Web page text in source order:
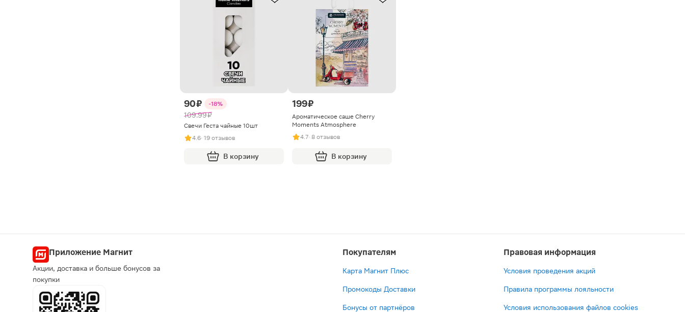
90 ₽ -18%
109.99 ₽
Свечи Геста чайные 10шт
4.6· 19 отзывов
В корзину
199 ₽
Ароматическое саше Cherry
Moments Atmosphere
4.7· 8 отзывов
В корзину
Приложение Магнит
Акции, доставка и больше бонусов за
покупки
Покупателям
Карта Магнит Плюс
Промокоды Доставки
Бонусы от партнёров
Правовая информация
Условия проведения акций
Правила программы лояльности
Условия использования файлов cookies